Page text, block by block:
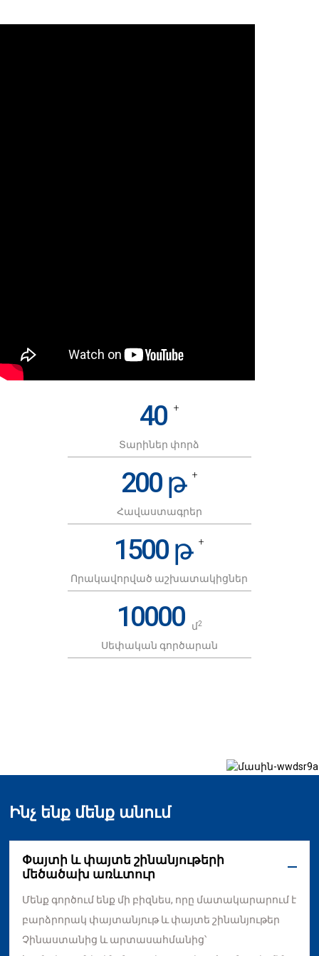
40 +
Տարիներ փորձ
200 թ +
Հավաստագրեր
1500 թ +
Որակավորված աշխատակիցներ
10000 մ2
Սեփական գործարան
Ինչ ենք մենք անում
Փայտի և փայտե շինանյութերի
մեծածախ առևտուր
Մենք գործում ենք մի բիզնես, որը մատակարարում է
բարձրորակ փայտանյութ և փայտե շինանյութեր
Չինաստանից և արտասահմանից՝